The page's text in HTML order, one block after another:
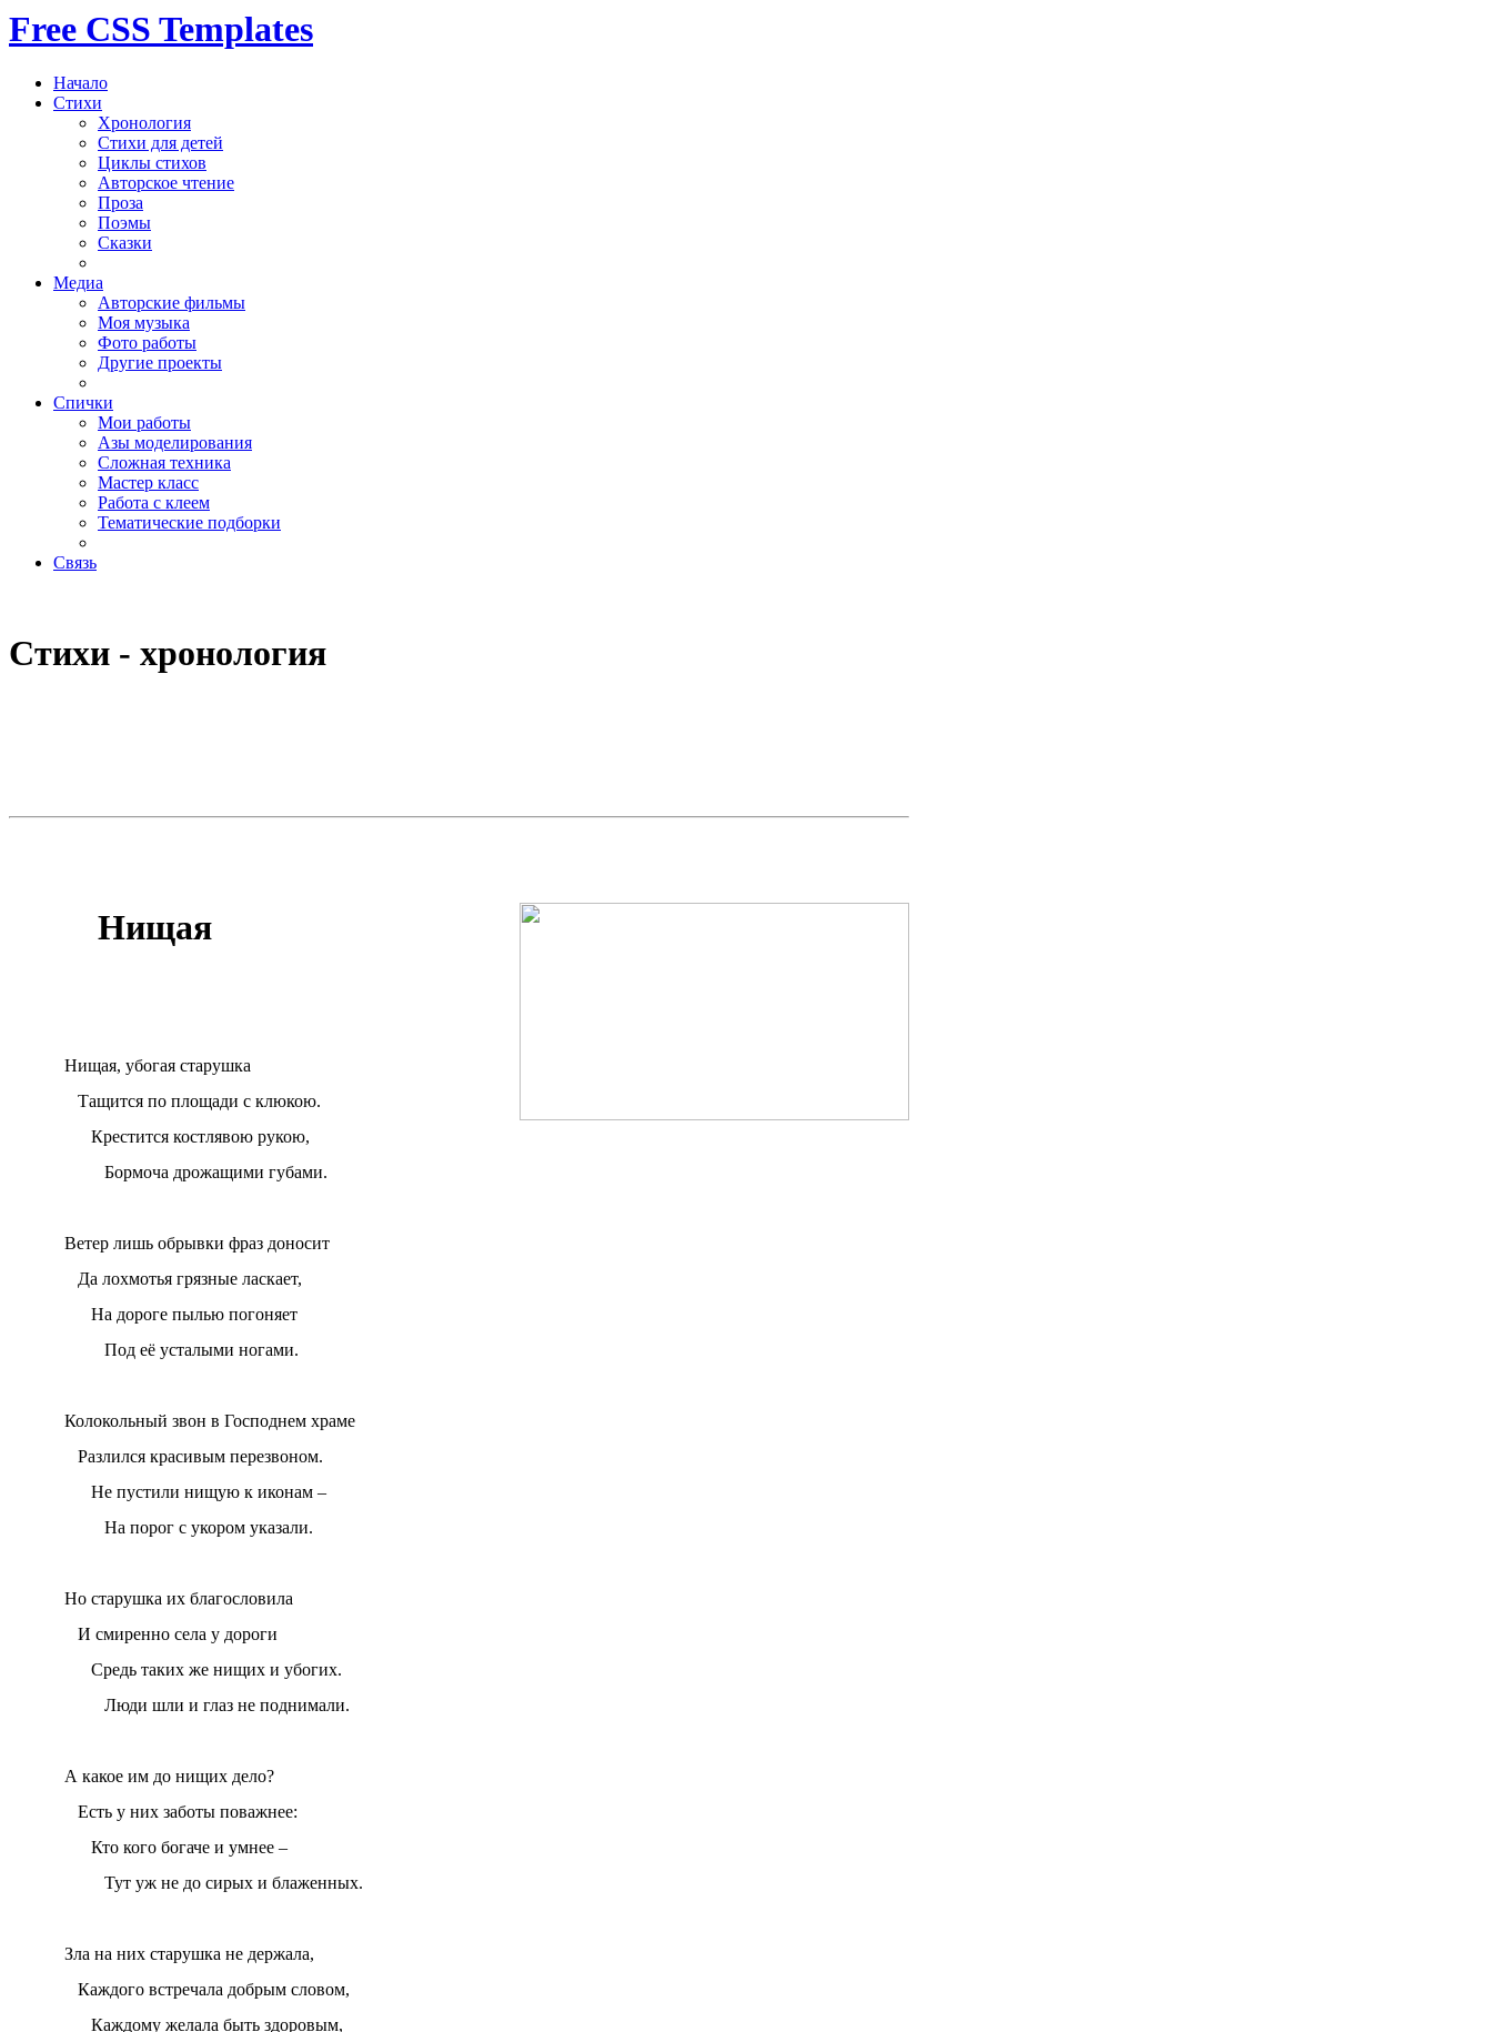
Free CSS Templates
Начало
Стихи
Хронология
Стихи для детей
Циклы стихов
Авторское чтение
Проза
Поэмы
Сказки
Медиа
Авторские фильмы
Моя музыка
Фото работы
Другие проекты
Спички
Мои работы
Азы моделирования
Сложная техника
Мастер класс
Работа с клеем
Тематические подборки
Связь
Стихи - хронология
Нищая
Нищая, убогая старушка
Тащится по площади с клюкою.
Крестится костлявою рукою,
Бормоча дрожащими губами.
Ветер лишь обрывки фраз доносит
Да лохмотья грязные ласкает,
На дороге пылью погоняет
Под её усталыми ногами.
Колокольный звон в Господнем храме
Разлился красивым перезвоном.
Не пустили нищую к иконам –
На порог с укором указали.
Но старушка их благословила
И смиренно села у дороги
Средь таких же нищих и убогих.
Люди шли и глаз не поднимали.
А какое им до нищих дело?
Есть у них заботы поважнее:
Кто кого богаче и умнее –
Тут уж не до сирых и блаженных.
Зла на них старушка не держала,
Каждого встречала добрым словом,
Каждому желала быть здоровым,